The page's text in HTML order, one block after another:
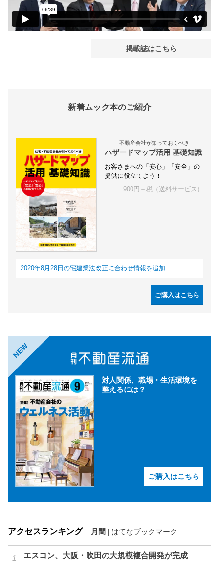
掲載誌はこちら
新着ムック本のご紹介
不動産会社が知っておくべき
ハザードマップ活用 基礎知識
お客さまへの「安心」「安全」の
提供に役立てよう！
900円＋税（送料サービス）
2020年8月28日の宅建業法改正に合わせ情報を追加
ご購入はこちら
NEW
対人関係、職場・生活環境を
整えるには？
ご購入はこちら
アクセスランキング 月間 はてなブックマーク
エスコン、大阪・吹田の大規模複合開発が完成